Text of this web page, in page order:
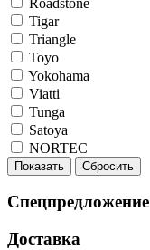
Tigar
Triangle
Toyo
Yokohama
Viatti
Tunga
Satoya
NORTEC
Показать Сбросить
Спецпредложение
Доставка